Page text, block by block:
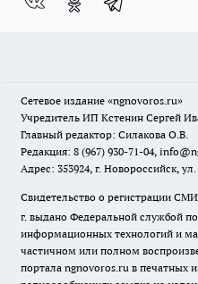
Сетевое издание «ngnovoros.ru»
Учредитель ИП Кстенин Сергей
Главный редактор: Силакова О.В.
Редакция: 8 (967) 930-71-04,
Адрес: 353924, г. Новороссийск,
Свидетельство о регистрации
г. выдано Федеральной службой
информационных технологий и
частичном или полном
портала ngnovoros.ru в печатных